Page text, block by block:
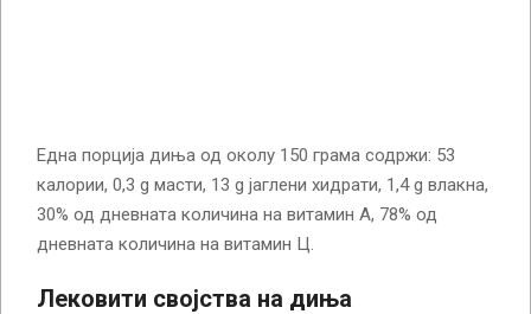
Една порција диња од околу 150 грама содржи: 53
калории, 0,3 g масти, 13 g јаглени хидрати, 1,4 g влакна,
30% од дневната количина на витамин А, 78% од
дневната количина на витамин Ц.
Лековити својства на диња